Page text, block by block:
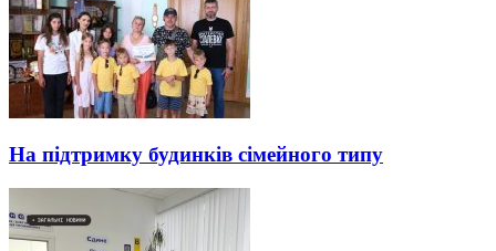
На підтримку будинків сімейного типу